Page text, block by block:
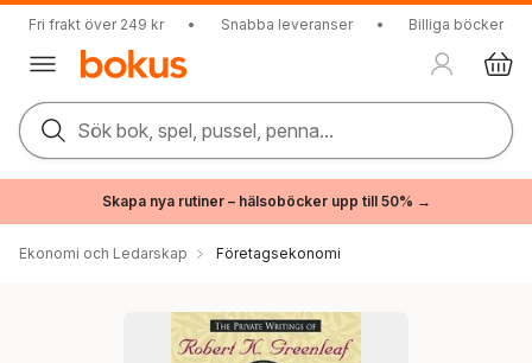
Fri frakt över 249 kr • Snabba leveranser • Billiga böcker
Sök bok, spel, pussel, penna...
Skapa nya rutiner – hälsoböcker upp till 50% →
Ekonomi och Ledarskap Företagsekonomi